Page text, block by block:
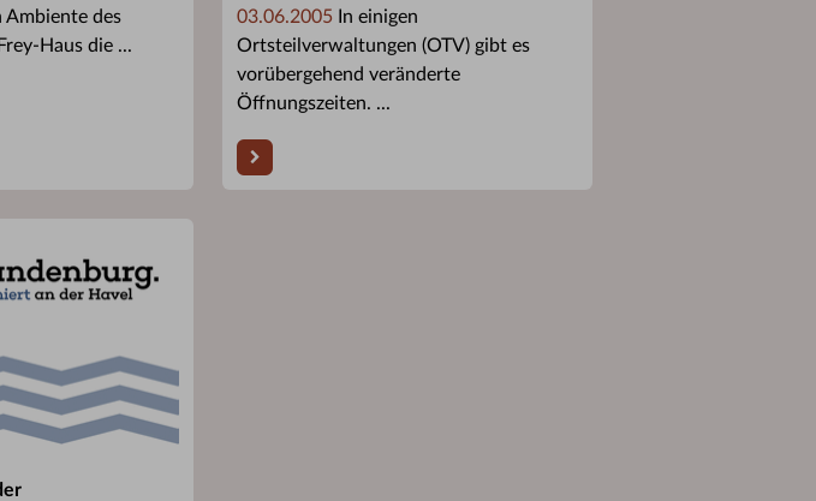
Ambiente des
Haus die ...
03.06.2005 In einigen
Ortsteilverwaltungen (OTV) gibt es
vorübergehend veränderte
Öffnungszeiten. ...